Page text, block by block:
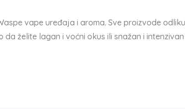
vape uređaja i aroma. Sve proizvode
želite lagan i voćni okus ili snažan i